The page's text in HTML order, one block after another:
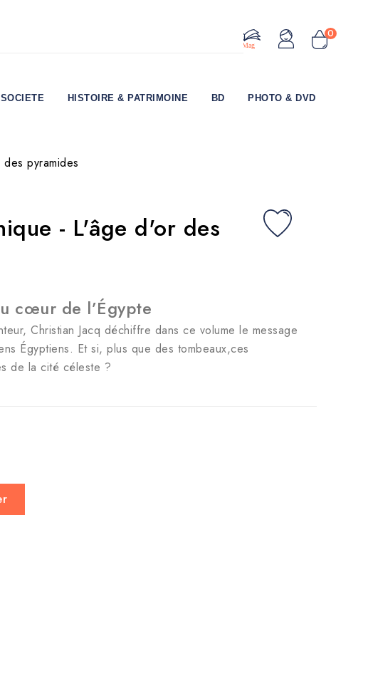
0
Le Mag
HISTOIRE & PATRIMOINE BD PHOTO & DVD
pyramides
- L'âge d'or des
cœur de l’Égypte
Christian Jacq déchiffre dans ce volume le message
Égyptiens. Et si, plus que des tombeaux,ces
de la cité céleste ?